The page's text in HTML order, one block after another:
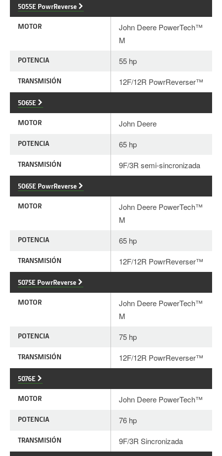
5055E PowrReverse
MOTOR
John Deere PowerTech™
M
POTENCIA 55 hp
TRANSMISIÓN 12F/12R PowrReverser™
5065E
MOTOR John Deere
POTENCIA 65 hp
TRANSMISIÓN 9F/3R semi-sincronizada
5065E PowrReverse
MOTOR
John Deere PowerTech™
M
POTENCIA 65 hp
TRANSMISIÓN 12F/12R PowrReverser™
5075E PowrReverse
MOTOR
John Deere PowerTech™
M
POTENCIA 75 hp
TRANSMISIÓN 12F/12R PowrReverser™
5076E
MOTOR John Deere PowerTech™
POTENCIA 76 hp
TRANSMISIÓN 9F/3R Sincronizada